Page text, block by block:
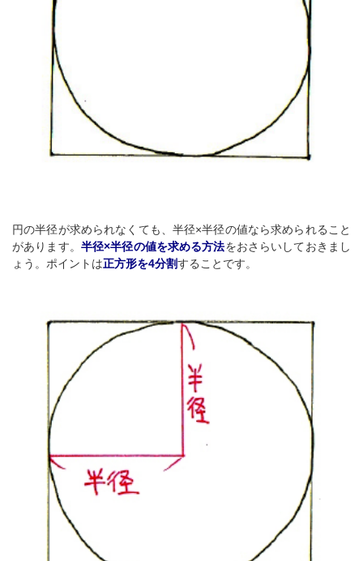
円の半径が求められなくても、半径×半径の値なら求められること
があります。 半径×半径の値を求める方法をおさらいしておきまし
ょう。ポイントは正方形を4分割することです。